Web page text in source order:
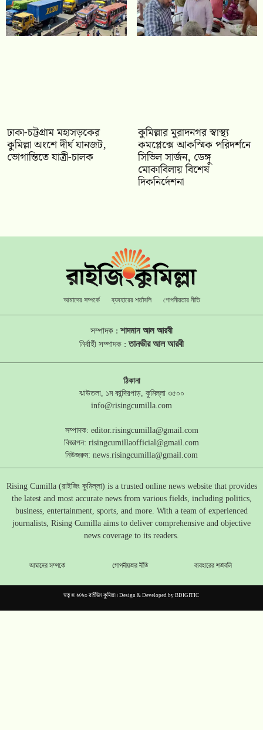
ঢাকা-চট্টগ্রাম মহাসড়কের
কুমিল্লা অংশে দীর্ঘ যানজট,
ভোগান্তিতে যাত্রী-চালক
কুমিল্লার মুরাদনগর স্বাস্থ্য
কমপ্লেক্সে আকস্মিক পরিদর্শনে
সিভিল সার্জন, ডেঙ্গু
মোকাবিলায় বিশেষ
দিকনির্দেশনা
আমাদের সম্পর্কে ব্যবহারের শর্তাবলি গোপনীয়তার নীতি
সম্পাদক : শাদমান আল আরবী
নির্বাহী সম্পাদক :তানভীর আল আরবী
ঠিকানা
ঝাউতলা, ১ম কান্দিরপাড়, কুমিল্লা ৩৫০০
info@risingcumilla.com
সম্পাদক: editor.risingcumilla@gmail.com
বিজ্ঞাপন: risingcumillaofficial@gmail.com
নিউজরুম: news.risingcumilla@gmail.com
Rising Cumilla (রাইজিং কুমিল্লা) is a trusted online news website that provides
the latest and most accurate news from various fields, including politics,
business, entertainment, sports, and more. With a team of experienced
journalists, Rising Cumilla aims to deliver comprehensive and objective
news coverage to its readers.
আমাদের সম্পর্কে গোপনীয়তার নীতি ব্যবহারের শর্তাবলি
স্বত্ব © ২০২৩ রাইজিং কুমিল্লা। Design & Developed byBDIGITIC